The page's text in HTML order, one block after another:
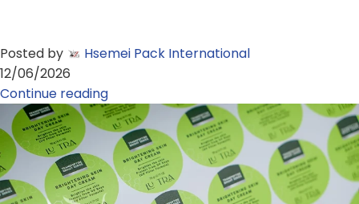
Posted by
Hsemei Pack International
12/06/2026
Continue reading